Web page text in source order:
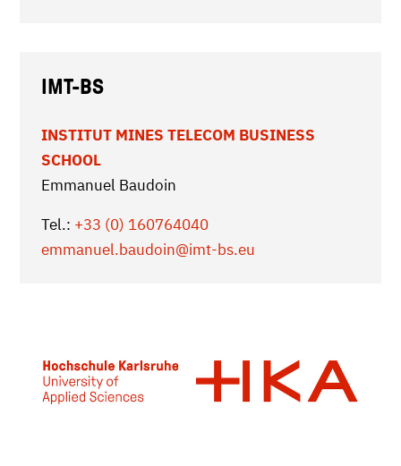
IMT-BS
INSTITUT MINES TELECOM BUSINESS
SCHOOL
Emmanuel Baudoin
Tel.: +33 (0) 160764040
emmanuel.baudoin@imt-bs.eu